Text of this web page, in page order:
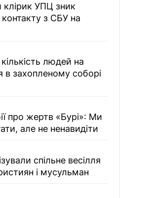
клірик УПЦ зник
контакту з СБУ на
людей на
захопленому соборі
про жертв «Бурі»: Ми
але не ненавидіти
спільне весілля
і мусульман